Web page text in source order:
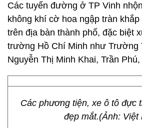
Các tuyến đường ở TP Vinh
không khí cờ hoa ngập tràn
trên địa bàn thành phố, đặc biệt
trường Hồ Chí Minh như Trường
Nguyễn Thị Minh Khai, Trần
Các phương tiện, xe ô tô đực
đẹp mắt.(Ảnh: Việt